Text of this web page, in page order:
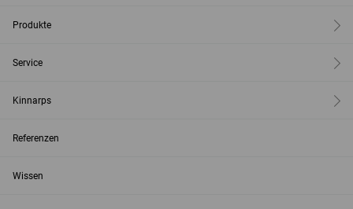
Produkte
Service
Kinnarps
Referenzen
Wissen